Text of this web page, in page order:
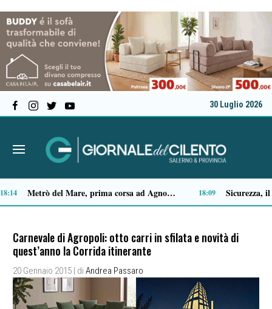
30 Luglio 2026
Premio Terre del Bussento, si alza il sipario: stasera Roberto Fico apre l’11ª edizione 14:35 14:14
Carnevale di Agropoli: otto carri in sfilata e novità di
quest’anno la Corrida itinerante
20 Gennaio 2015 | di Andrea Passaro